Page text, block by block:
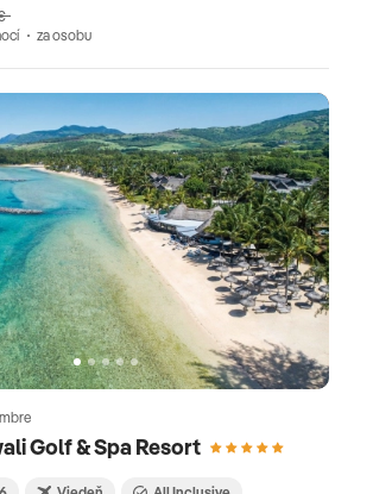
za osobu
Golf & Spa Resort